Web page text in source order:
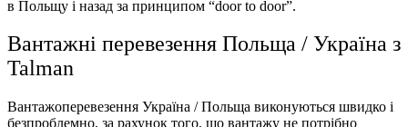
в Польщу і назад за принципом “door to door”.
Вантажні перевезення Польща / Україна з
Talman
Вантажоперевезення Україна / Польща виконуються швидко і
безпроблемно, за рахунок того, що вантажу не потрібно